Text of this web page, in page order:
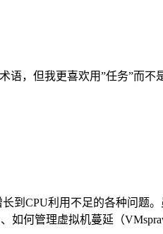
，但我更喜欢用”任务”而
到CPU利用不足的各种问题
何管理虚拟机蔓延（